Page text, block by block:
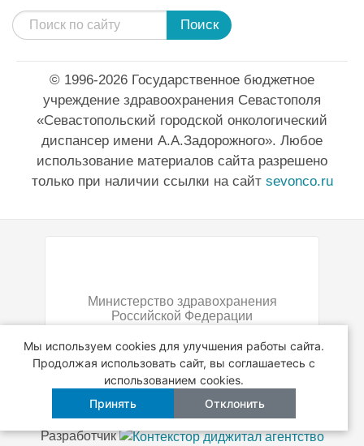
Поиск
© 1996-2026 Государственное бюджетное
учреждение здравоохранения Севастополя
«Севастопольский городской онкологический
диспансер имени А.А.Задорожного». Любое
использование материалов сайта разрешено
только при наличии ссылки на сайт sevonco.ru
Министерство здравохранения
Российской Федерации
Разработчик
Мы используем cookies для улучшения работы сайта.
Продолжая использовать сайт, вы соглашаетесь с
использованием cookies.
Принять
Отклонить